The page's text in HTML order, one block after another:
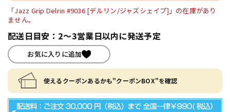
「Jazz Grip Delrin #9036 [デルリン/ジャズシェイプ]」の在庫があり
ません。
配送日目安：2～3営業日以内に発送予定
お気に入りに追加
使えるクーポンあるかも"クーポンBOX"を確認